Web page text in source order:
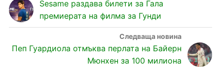
Sesame раздава билети за Гала
премиерата на филма за Гунди
Пеп Гуардиола отмъква перлата на Байерн
Мюнхен за 100 милиона